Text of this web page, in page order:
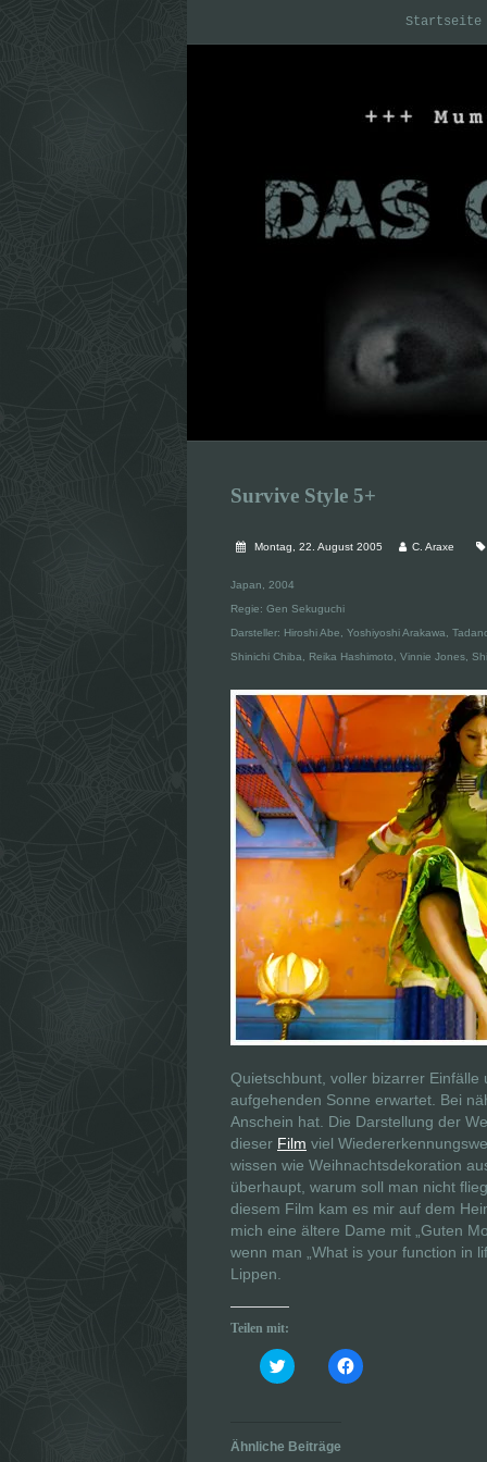
Startseite
Survive Style 5+
Montag, 22. August 2005 C. Araxe
Japan, 2004
Regie: Gen Sekuguchi
Darsteller: Hiroshi Abe, Yoshiyoshi Arakawa,
Shinichi Chiba, Reika Hashimoto, Vinnie Jones,
Quietschbunt, voller bizarrer
aufgehenden Sonne erwartet. Bei
Anschein hat. Die Darstellung der
dieser Film viel
wissen wie Weihnachtsdekoration
überhaupt, warum soll man nicht
diesem Film kam es mir auf dem
mich eine ältere Dame mit „Guten
wenn man „What is your function in
Lippen.
Teilen mit:
K
l
u
m
K
l
Ähnliche Beiträge